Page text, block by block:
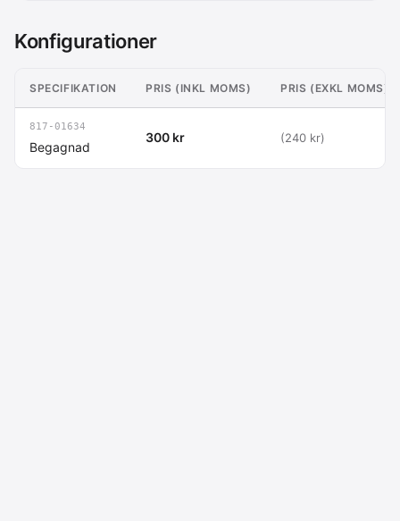
Konfigurationer
SPECIFIKATION PRIS (INKL MOMS) PRIS (EXKL MOMS)
817-01634
Begagnad
300 kr (240 kr)